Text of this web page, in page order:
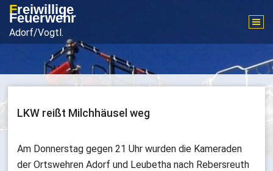
Zum
Inhalt
springen
Freiwillige
Feuerwehr
Adorf/Vogtl.
LKW reißt Milchhäusel weg
Am Donnerstag gegen 21 Uhr wurden die Kameraden
der Ortswehren Adorf und Leubetha nach Rebersreuth